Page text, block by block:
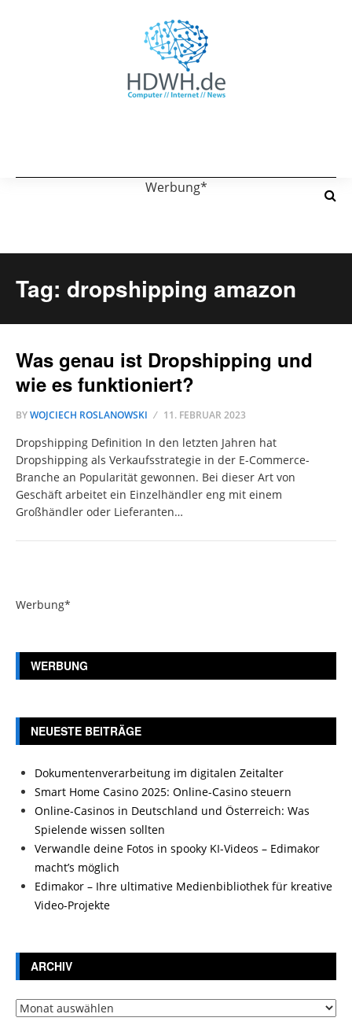
Werbung*
Tag: dropshipping amazon
Was genau ist Dropshipping und
wie es funktioniert?
BYWOJCIECH ROSLANOWSKI 11. FEBRUAR 2023
Dropshipping Definition In den letzten Jahren hat
Dropshipping als Verkaufsstrategie in der E-Commerce-
Branche an Popularität gewonnen. Bei dieser Art von
Geschäft arbeitet ein Einzelhändler eng mit einem
Großhändler oder Lieferanten…
Werbung*
WERBUNG
NEUESTE BEITRÄGE
Dokumentenverarbeitung im digitalen Zeitalter
Smart Home Casino 2025: Online-Casino steuern
Online-Casinos in Deutschland und Österreich: Was
Spielende wissen sollten
Verwandle deine Fotos in spooky KI-Videos – Edimakor
macht’s möglich
Edimakor – Ihre ultimative Medienbibliothek für kreative
Video-Projekte
ARCHIV
Archiv